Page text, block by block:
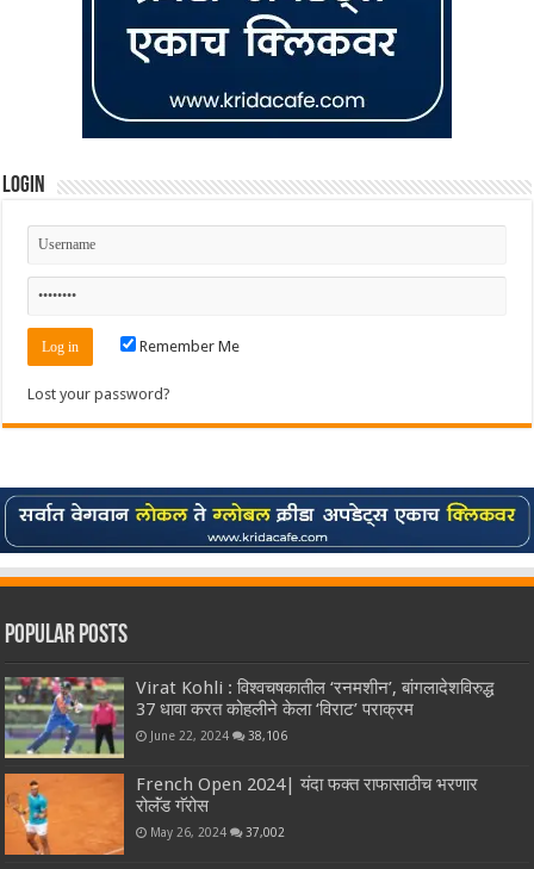
Login
Remember Me
Lost your password?
Popular Posts
Virat Kohli : विश्वचषकातील ‘रनमशीन’, बांगलादेशविरुद्ध
37 धावा करत कोहलीने केला ‘विराट’ पराक्रम
June 22, 2024 38,106
French Open 2024| यंदा फक्त राफासाठीच भरणार
रोलॅंड गॅरोस
May 26, 2024 37,002